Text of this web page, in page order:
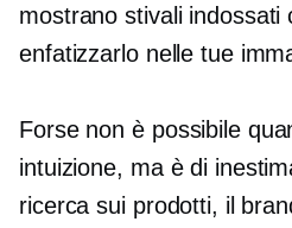
mostrano stivali indossati
enfatizzarlo nelle tue
Forse non è possibile
intuizione, ma è di
ricerca sui prodotti, il